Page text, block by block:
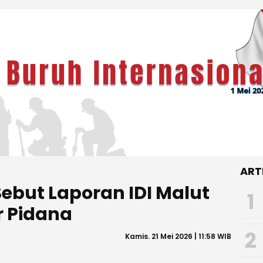
Laporan IDI Malut
Pidana
Kamis. 21 Mei 2026 | 11:58 WIB
1
2